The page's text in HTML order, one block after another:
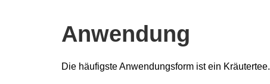
Anwendung
Die häufigste Anwendungsform ist ein Kräutertee.